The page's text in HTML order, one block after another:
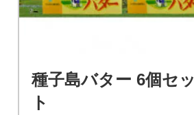
種子島バター 6個セッ
ト